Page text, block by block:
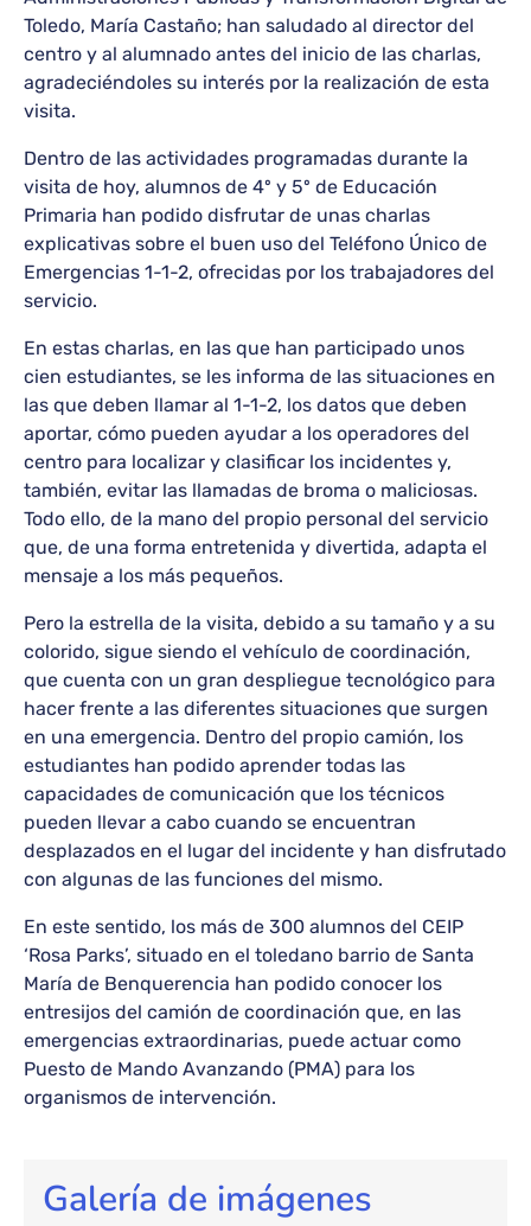
Toledo, María Castaño; han saludado al director del
centro y al alumnado antes del inicio de las charlas,
agradeciéndoles su interés por la realización de esta
visita.
Dentro de las actividades programadas durante la
visita de hoy, alumnos de 4º y 5º de Educación
Primaria han podido disfrutar de unas charlas
explicativas sobre el buen uso del Teléfono Único de
Emergencias 1-1-2, ofrecidas por los trabajadores del
servicio.
En estas charlas, en las que han participado unos
cien estudiantes, se les informa de las situaciones en
las que deben llamar al 1-1-2, los datos que deben
aportar, cómo pueden ayudar a los operadores del
centro para localizar y clasificar los incidentes y,
también, evitar las llamadas de broma o maliciosas.
Todo ello, de la mano del propio personal del servicio
que, de una forma entretenida y divertida, adapta el
mensaje a los más pequeños.
Pero la estrella de la visita, debido a su tamaño y a su
colorido, sigue siendo el vehículo de coordinación,
que cuenta con un gran despliegue tecnológico para
hacer frente a las diferentes situaciones que surgen
en una emergencia. Dentro del propio camión, los
estudiantes han podido aprender todas las
capacidades de comunicación que los técnicos
pueden llevar a cabo cuando se encuentran
desplazados en el lugar del incidente y han disfrutado
con algunas de las funciones del mismo.
En este sentido, los más de 300 alumnos del CEIP
‘Rosa Parks’, situado en el toledano barrio de Santa
María de Benquerencia han podido conocer los
entresijos del camión de coordinación que, en las
emergencias extraordinarias, puede actuar como
Puesto de Mando Avanzando (PMA) para los
organismos de intervención.
Galería de imágenes